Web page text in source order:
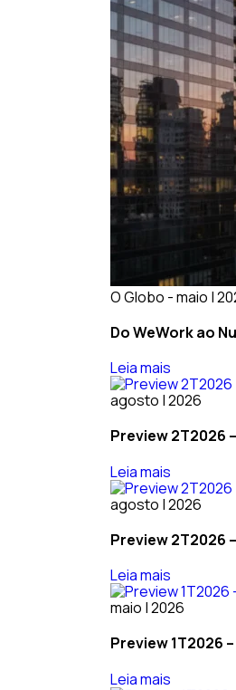
O Globo - maio |
Do WeWork ao
Leia mais
agosto | 2026
Preview 2T2026
Leia mais
agosto | 2026
Preview 2T2026
Leia mais
maio | 2026
Preview 1T2026
Leia mais